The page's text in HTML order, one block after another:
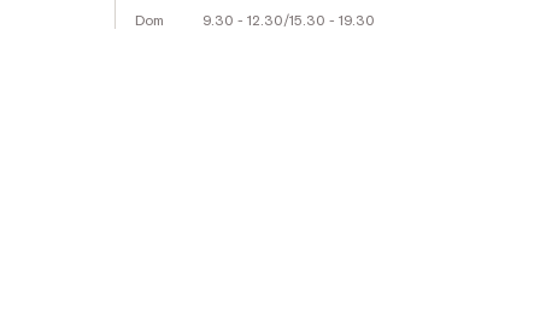
Dom
9.30 - 12.30/15.30 - 19.30